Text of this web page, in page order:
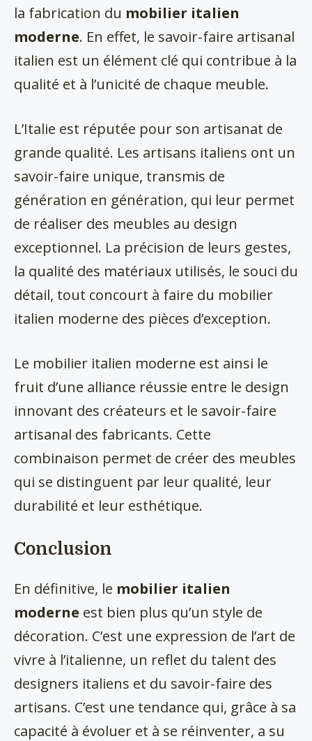
la fabrication du mobilier italien
moderne. En effet, le savoir-faire artisanal
italien est un élément clé qui contribue à la
qualité et à l’unicité de chaque meuble.
L’Italie est réputée pour son artisanat de
grande qualité. Les artisans italiens ont un
savoir-faire unique, transmis de
génération en génération, qui leur permet
de réaliser des meubles au design
exceptionnel. La précision de leurs gestes,
la qualité des matériaux utilisés, le souci du
détail, tout concourt à faire du mobilier
italien moderne des pièces d’exception.
Le mobilier italien moderne est ainsi le
fruit d’une alliance réussie entre le design
innovant des créateurs et le savoir-faire
artisanal des fabricants. Cette
combinaison permet de créer des meubles
qui se distinguent par leur qualité, leur
durabilité et leur esthétique.
Conclusion
En définitive, le mobilier italien
moderne est bien plus qu’un style de
décoration. C’est une expression de l’art de
vivre à l’italienne, un reflet du talent des
designers italiens et du savoir-faire des
artisans. C’est une tendance qui, grâce à sa
capacité à évoluer et à se réinventer, a su